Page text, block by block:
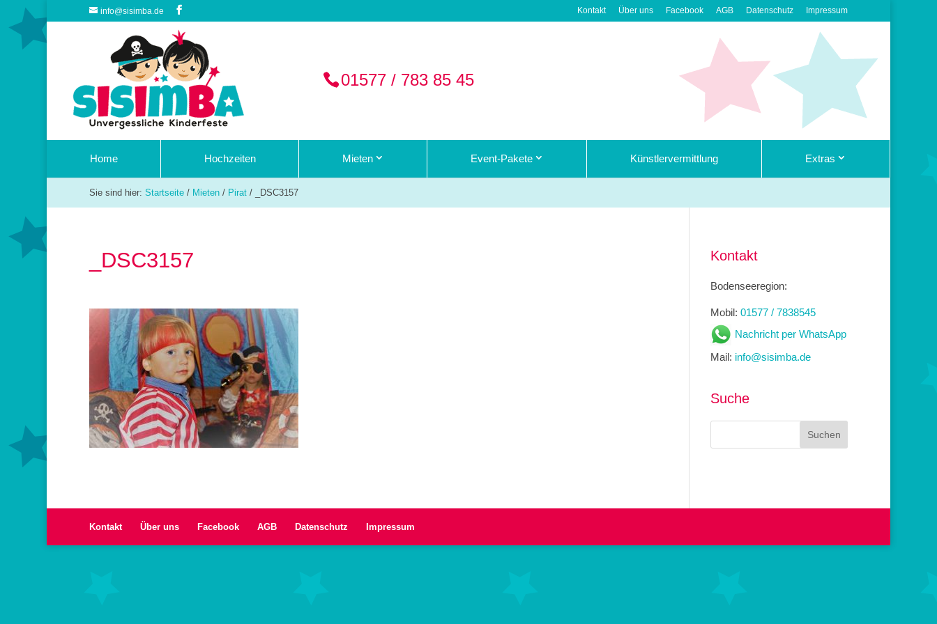
01577 / 783 85 45
info@sisimba.de Kontakt Über uns Facebook AGB Datenschutz Impressum
Home Hochzeiten Mieten Event-Pakete Künstlervermittlung Extras
Sie sind hier: Startseite/ Mieten/ Pirat/ _DSC3157
_DSC3157 Kontakt
Bodenseeregion:
Mobil:01577 / 7838545
Nachricht per WhatsApp
Mail: info@sisimba.de
Suche
Kontakt Über uns Facebook AGB Datenschutz Impressum